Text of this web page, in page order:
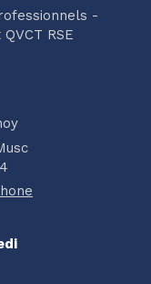
-
RSE